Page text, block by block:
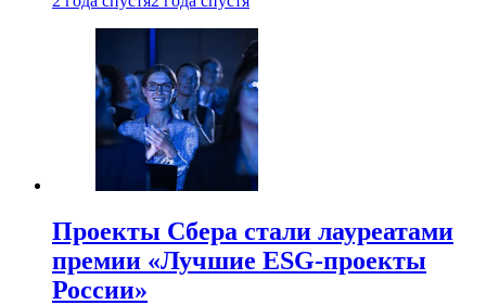
Проекты Сбера стали лауреатами
премии «Лучшие ESG-проекты
России»